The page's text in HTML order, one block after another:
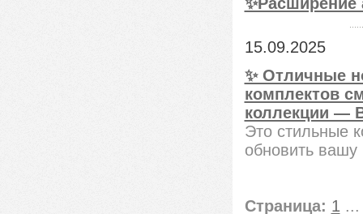
15.09.2025
✨ Отличные
комплектов
коллекции —
Это стильные
обновить вашу
Страница: 1